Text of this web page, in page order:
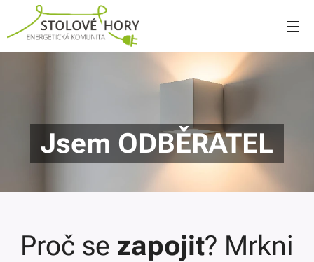
Jsem ODBĚRATEL
Proč se zapojit? Mrkni